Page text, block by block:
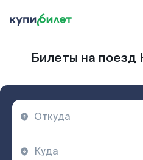
Билеты на поезд